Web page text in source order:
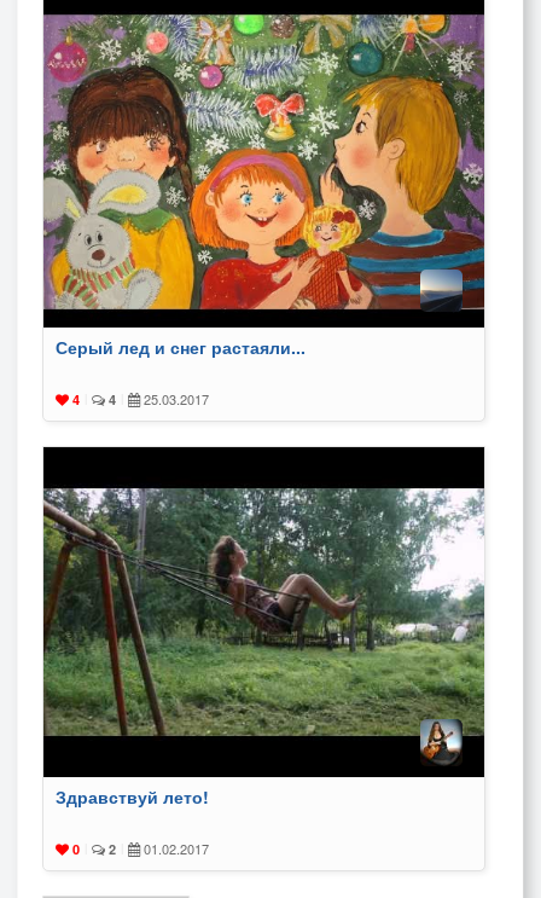
Серый лед и снег растаяли...
4 4 25.03.2017
Здравствуй лето!
0 2 01.02.2017